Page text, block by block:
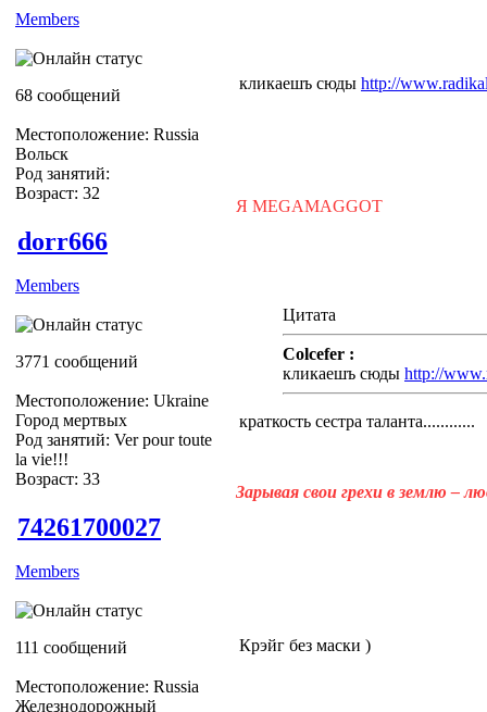
Members
68 сообщений
Местоположение: Russia
Вольск
Род занятий:
Возраст: 32
кликаешъ сюды http://
Я MEGAMAGGOT
dorr666
Members
3771 сообщений
Местоположение: Ukraine
Город мертвых
Род занятий: Ver pour toute
la vie!!!
Возраст: 33
Цитата
Colcefer :
кликаешъ сюды http://
краткость сестра таланта............
Зарывая свои грехи в землю –
74261700027
Members
111 сообщений
Местоположение: Russia
Железнодорожный
Крэйг без маски )